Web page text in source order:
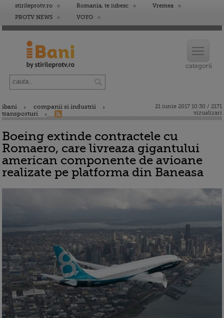
stirileprotv.ro Romania, te iubesc
Vremea
PROTV NEWS
VOYO
ibani
companii si industrii
transporturi
21 iunie 2017 10:30 / 2171
vizualizari
Boeing extinde contractele cu
Romaero, care livreaza gigantului
american componente de avioane
realizate pe platforma din Baneasa